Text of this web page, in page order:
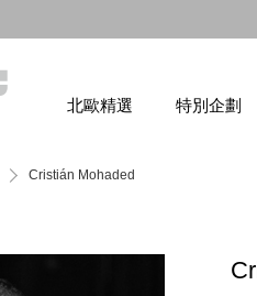
北歐精選 特別企劃
Cristián Mohaded